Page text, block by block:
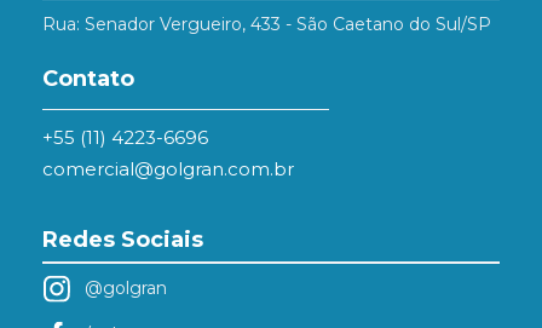
Rua: Senador Vergueiro, 433 - São Caetano do Sul/SP
Contato
+55 (11) 4223-6696
comercial@golgran.com.br
Redes Sociais
@golgran